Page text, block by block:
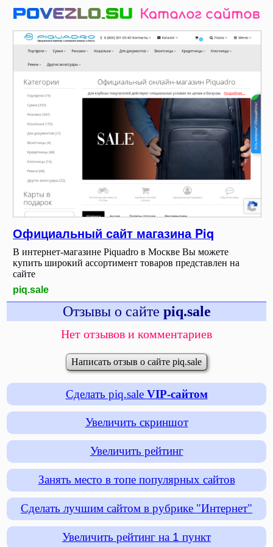
Официальный сайт магазина Piq
В интернет-магазине Piquadro в Москве Вы можете
купить широкий ассортимент товаров представлен на
сайте
piq.sale
Отзывы о сайте piq.sale
Нет отзывов и комментариев
Написать отзыв о сайте piq.sale
Сделать piq.sale VIP-сайтом
Увеличить скриншот
Увеличить рейтинг
Занять место в топе популярных сайтов
Сделать лучшим сайтом в рубрике "Интернет"
Увеличить рейтинг на 1 пункт